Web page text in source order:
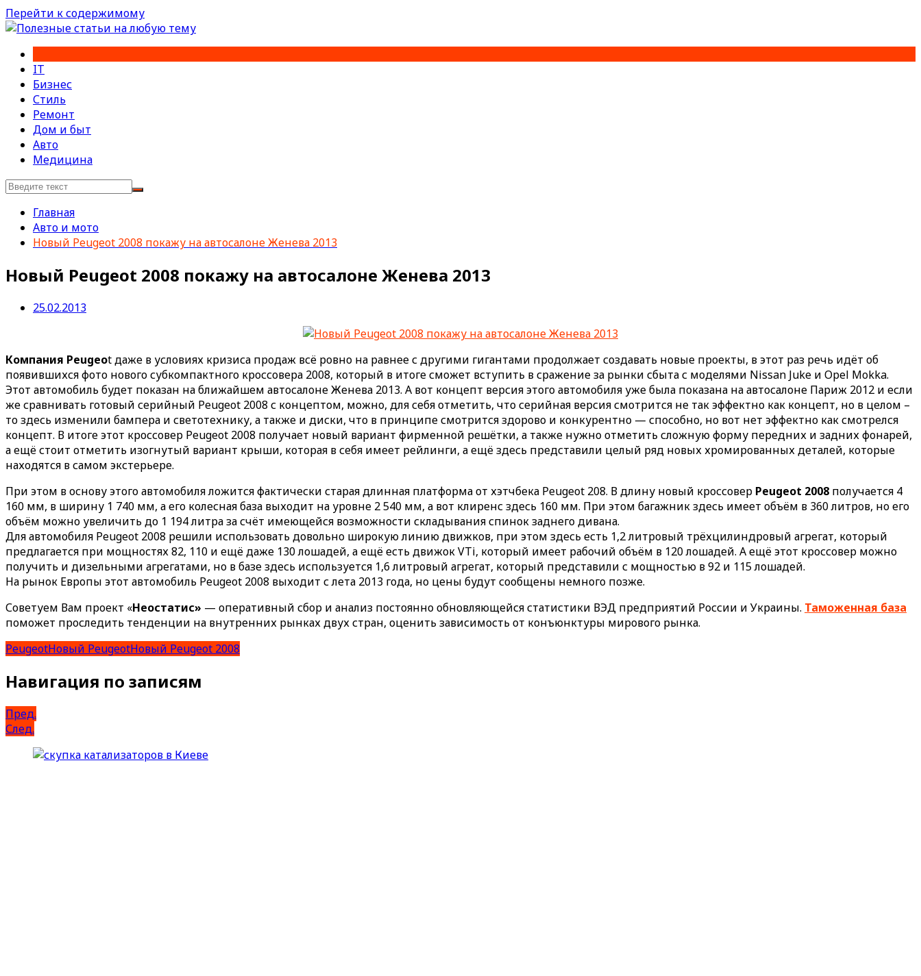
Перейти к содержимому
IT
Бизнес
Стиль
Ремонт
Дом и быт
Авто
Медицина
Главная
Авто и мото
Новый Peugeot 2008 покажу на автосалоне Женева 2013
Новый Peugeot 2008 покажу на автосалоне Женева 2013
25.02.2013
Компания Peugeot даже в условиях кризиса продаж всё ровно на равнее с другими гигантами продолжает создавать новые проекты, в этот раз речь идёт об
появившихся фото нового субкомпактного кроссовера 2008, который в итоге сможет вступить в сражение за рынки сбыта с моделями Nissan Juke и Opel Mokka.
Этот автомобиль будет показан на ближайшем автосалоне Женева 2013. А вот концепт версия этого автомобиля уже была показана на автосалоне Париж 2012 и если
же сравнивать готовый серийный Peugeot 2008 с концептом, можно, для себя отметить, что серийная версия смотрится не так эффектно как концепт, но в целом –
то здесь изменили бампера и светотехнику, а также и диски, что в принципе смотрится здорово и конкурентно — способно, но вот нет эффектно как смотрелся
концепт. В итоге этот кроссовер Peugeot 2008 получает новый вариант фирменной решётки, а также нужно отметить сложную форму передних и задних фонарей,
а ещё стоит отметить изогнутый вариант крыши, которая в себя имеет рейлинги, а ещё здесь представили целый ряд новых хромированных деталей, которые
находятся в самом экстерьере.
При этом в основу этого автомобиля ложится фактически старая длинная платформа от хэтчбека Peugeot 208. В длину новый кроссовер Peugeot 2008 получается 4
160 мм, в ширину 1 740 мм, а его колесная база выходит на уровне 2 540 мм, а вот клиренс здесь 160 мм. При этом багажник здесь имеет объём в 360 литров, но его
объём можно увеличить до 1 194 литра за счёт имеющейся возможности складывания спинок заднего дивана.
Для автомобиля Peugeot 2008 решили использовать довольно широкую линию движков, при этом здесь есть 1,2 литровый трёхцилиндровый агрегат, который
предлагается при мощностях 82, 110 и ещё даже 130 лошадей, а ещё есть движок VTi, который имеет рабочий объём в 120 лошадей. А ещё этот кроссовер можно
получить и дизельными агрегатами, но в базе здесь используется 1,6 литровый агрегат, который представили с мощностью в 92 и 115 лошадей.
На рынок Европы этот автомобиль Peugeot 2008 выходит с лета 2013 года, но цены будут сообщены немного позже.
Советуем Вам проект «Неостатис» — оперативный сбор и анализ постоянно обновляющейся статистики ВЭД предприятий России и Украины. Таможенная база
поможет проследить тенденции на внутренних рынках двух стран, оценить зависимость от конъюнктуры мирового рынка.
PeugeotНовый PeugeotНовый Peugeot 2008
Навигация по записям
Пред.
След.